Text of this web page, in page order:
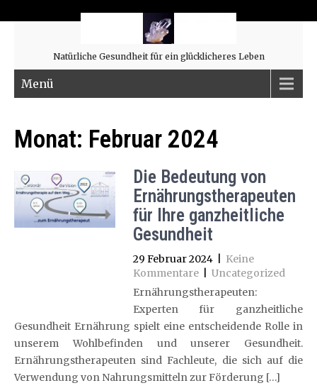
Natürliche Gesundheit für ein glücklicheres Leben
Menü
Monat: Februar 2024
Die Bedeutung von
Ernährungstherapeuten
für Ihre ganzheitliche
Gesundheit
29 Februar 2024
Keine
Kommentare
Uncategorized
Ernährungstherapeuten:
Experten für ganzheitliche
Gesundheit Ernährung spielt eine entscheidende Rolle in
unserem Wohlbefinden und unserer Gesundheit.
Ernährungstherapeuten sind Fachleute, die sich auf die
Verwendung von Nahrungsmitteln zur Förderung […]